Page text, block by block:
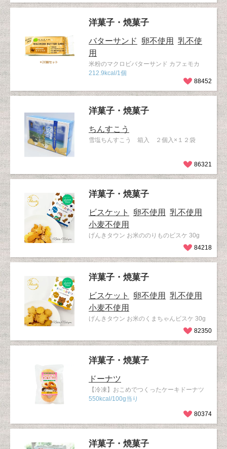
洋菓子・焼菓子
バターサンド 卵不使用
乳不使
用
米粉のマクロビバターサンド カフェモカ
212.9kcal/1個
88452
洋菓子・焼菓子
ちんすこう
雪塩ちんすこう 箱入 ２個入×１２袋
86321
洋菓子・焼菓子
ビスケット 卵不使用
乳不使用
小麦不使用
げんきタウン お米ののりものビスケ 30g
84218
洋菓子・焼菓子
ビスケット 卵不使用
乳不使用
小麦不使用
げんきタウン お米のくまちゃんビスケ 30g
82350
洋菓子・焼菓子
ドーナツ
【冷凍】おこめでつくったケーキドーナツ
550kcal/100g当り
80374
洋菓子・焼菓子